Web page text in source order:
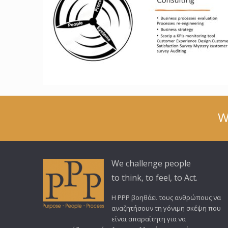
We challenge people
to think, to feel, to Act.
Η PPP βοηθάει τους ανθρώπους να
αναζητήσουν τη γόνιμη σκέψη που
είναι απαραίτητη για να